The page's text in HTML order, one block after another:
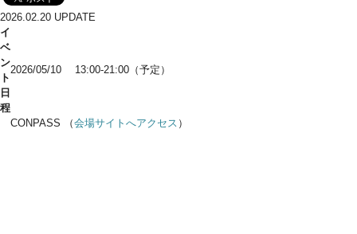
2026.02.20 UPDATE
イ
ベ
ン
ト
日
程
2026/05/10 13:00-21:00（予定）
CONPASS （会場サイトへアクセス ）